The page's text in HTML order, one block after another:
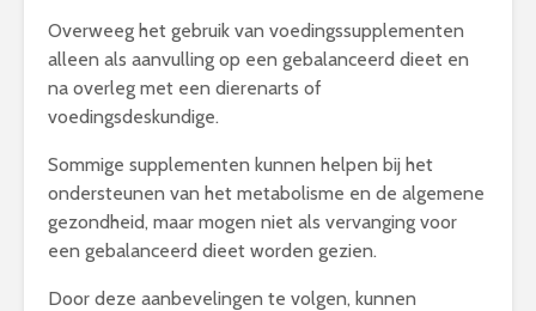
Overweeg het gebruik van voedingssupplementen
alleen als aanvulling op een gebalanceerd dieet en
na overleg met een dierenarts of
voedingsdeskundige.
Sommige supplementen kunnen helpen bij het
ondersteunen van het metabolisme en de algemene
gezondheid, maar mogen niet als vervanging voor
een gebalanceerd dieet worden gezien.
Door deze aanbevelingen te volgen, kunnen